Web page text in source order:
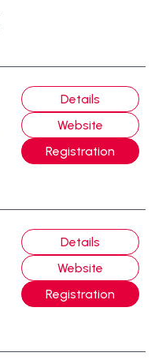
Details
Website
Registration
Details
Website
Registration